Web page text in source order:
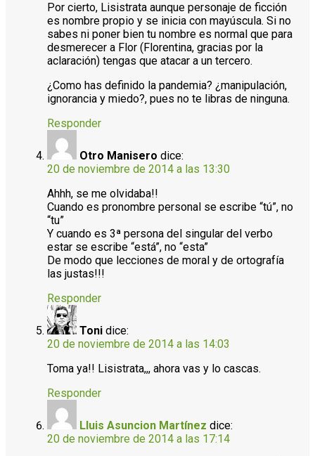
Por cierto, Lisistrata aunque personaje de ficción
es nombre propio y se inicia con mayúscula. Si no
sabes ni poner bien tu nombre es normal que para
desmerecer a Flor (Florentina, gracias por la
aclaración) tengas que atacar a un tercero.
¿Como has definido la pandemia? ¿manipulación,
ignorancia y miedo?, pues no te libras de ninguna.
Responder
Otro Manisero dice:
20 de noviembre de 2014 a las 13:30
Ahhh, se me olvidaba!!
Cuando es pronombre personal se escribe “tú”, no
“tu”
Y cuando es 3ª persona del singular del verbo
estar se escribe “está”, no “esta”
De modo que lecciones de moral y de ortografía
las justas!!!
Responder
Toni dice:
20 de noviembre de 2014 a las 14:03
Toma ya!! Lisistrata,,, ahora vas y lo cascas.
Responder
Lluis Asuncion Martínez dice:
20 de noviembre de 2014 a las 17:14